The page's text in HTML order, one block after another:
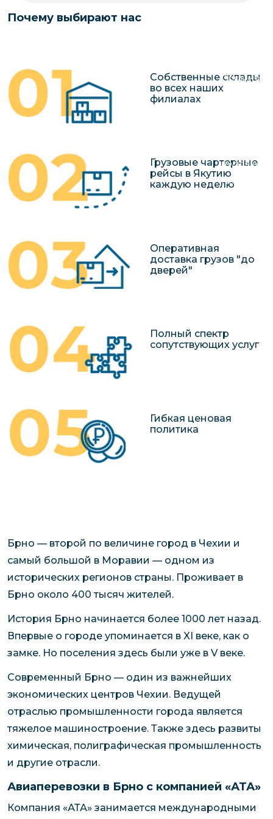
грузов в
Перевозка
Почему выбирают нас
Собственные склады
во всех наших
филиалах
Грузовые чартерные
рейсы в Якутию
каждую неделю
Оперативная
доставка грузов "до
дверей"
Полный спектр
сопутствующих услуг
Гибкая ценовая
политика
Брно — второй по величине город в Чехии и
самый большой в Моравии — одном из
исторических регионов страны. Проживает в
Брно около 400 тысяч жителей.
История Брно начинается более 1000 лет назад.
Впервые о городе упоминается в XI веке, как о
замке. Но поселения здесь были уже в V веке.
Современный Брно — один из важнейших
экономических центров Чехии. Ведущей
отраслью промышленности города является
тяжелое машиностроение. Также здесь развиты
химическая, полиграфическая промышленность
и другие отрасли.
Авиаперевозки в Брно с компанией «АТА»
Компания «АТА» занимается международными